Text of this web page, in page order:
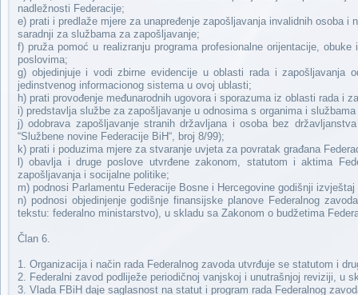
nadležnosti Federacije;
e) prati i predlaže mjere za unapređenje zapošljavanja invalidnih osoba
saradnji za službama za zapošljavanje;
f) pruža pomoć u realizranju programa profesionalne orijentacije,
poslovima;
g) objedinjuje i vodi zbirne evidencije u oblasti rada i zapošljavanja
jedinstvenog informacionog sistema u ovoj ublasti;
h) prati provođenje međunarodnih ugovora i sporazuma iz oblasti rada i
i) predstavlja službe za zapošljavanje u odnosima s organima i
j) odobrava zapošljavanje stranih državljana i osoba bez
“Službene novine Federacije BiH“, broj 8/99);
k) prati i poduzima mjere za stvaranje uvjeta za povratak građana
l) obavlja i druge poslove utvrđene zakonom, statutom i aktima
zapošljavanja i socijalne politike;
m) podnosi Parlamentu Federacije Bosne i Hercegovine godišnji izvještaj
n) podnosi objedinjenje godišnje finansijske planove Federalnog
tekstu: federalno ministarstvo), u skladu sa Zakonom o budžetima
Član 6.
1. Organizacija i način rada Federalnog zavoda utvrđuje se statutom i
2. Federalni zavod podliježe periodičnoj vanjskoj i unutrašnjoj reviziji, u
3. Vlada FBiH daje saglasnost na statut i program rada Federalnog